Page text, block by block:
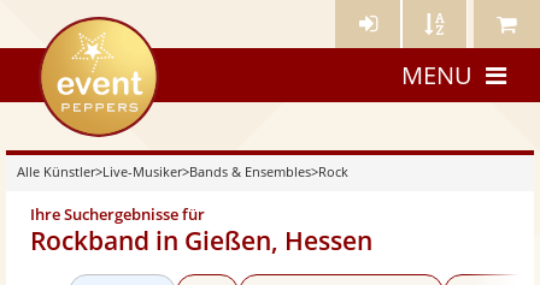
Künstler- Künstler Meine
eventpeppers
MENU
Alle Künstler>Live-Musiker>Bands & Ensembles>Rock
Ihre Suchergebnisse für
Rockband in Gießen, Hessen